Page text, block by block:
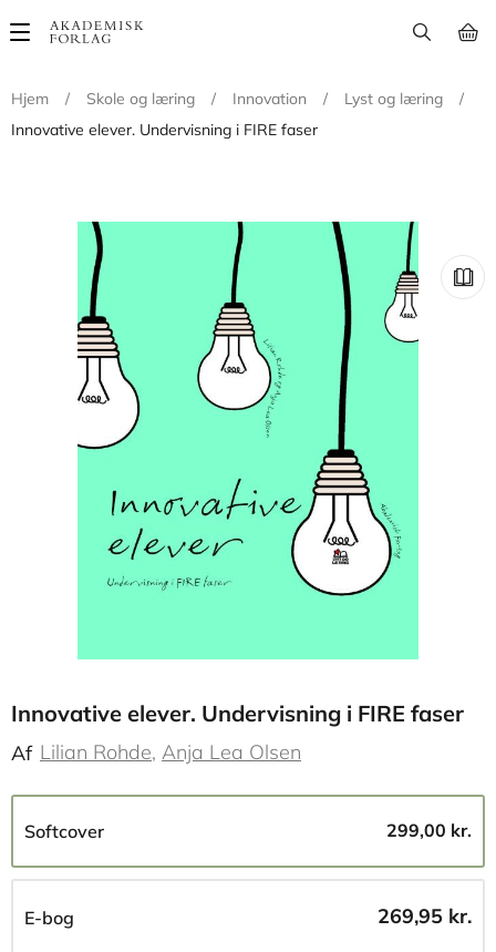
Main
Hjem
/ Skole og læring / Innovation / Lyst og læring
/
Innovative elever. Undervisning i FIRE faser
Innovative elever. Undervisning i FIRE faser
Af Lilian Rohde Anja Lea Olsen
Softcover 299,00 kr.
E-bog 269,95 kr.